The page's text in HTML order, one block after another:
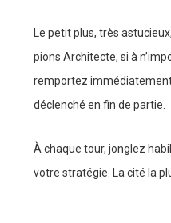
Le petit plus, très
pions Architecte, si à
remportez immédiatement
déclenché en fin de partie.
À chaque tour, jonglez
votre stratégie. La cité la